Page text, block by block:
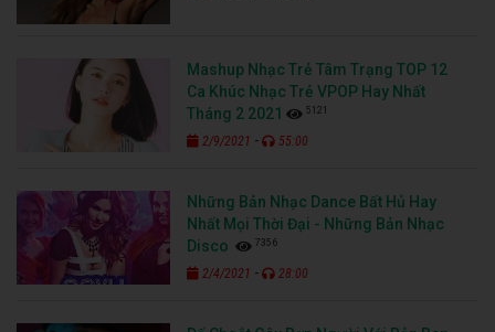
Mashup Nhạc Trẻ Tâm Trạng TOP 12
Ca Khúc Nhạc Trẻ VPOP Hay Nhất
Tháng 2 2021
5121
2/9/2021 - 55:00
Những Bản Nhạc Dance Bất Hủ Hay
Nhất Mọi Thời Đại - Những Bản Nhạc
Disco
7356
2/4/2021 - 28:00